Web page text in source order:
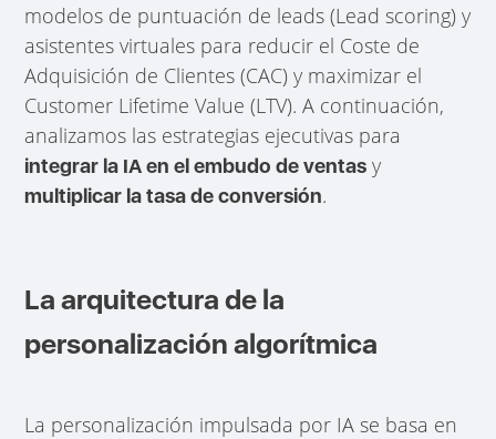
modelos de puntuación de leads (Lead scoring) y
asistentes virtuales para reducir el Coste de
Adquisición de Clientes (CAC) y maximizar el
Customer Lifetime Value (LTV). A continuación,
analizamos las estrategias ejecutivas para
integrar la IA en el embudo de ventas y
multiplicar la tasa de conversión.
La arquitectura de la
personalización algorítmica
La personalización impulsada por IA se basa en